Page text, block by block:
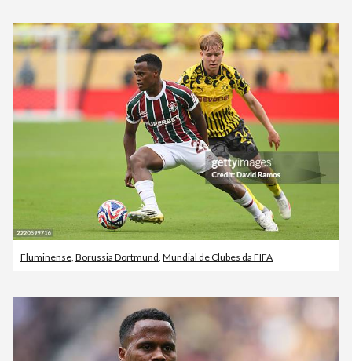
Fluminense Borussia Dortmund Mundial de Clubes da FIFA